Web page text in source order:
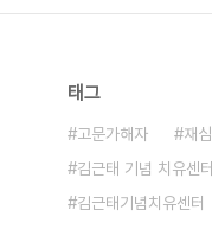
태그
고문가해자 재심
김근태 기념 치유센터
김근태기념치유센터